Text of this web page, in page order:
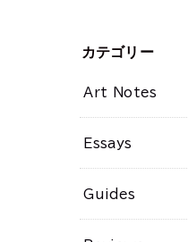
カテゴリー
Art Notes
Essays
Guides